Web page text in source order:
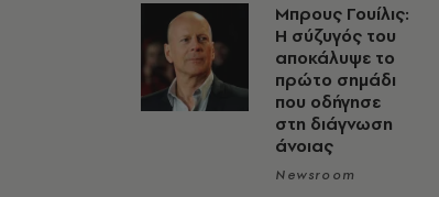
Μπρους Γουίλις:
Η σύζυγός του
αποκάλυψε το
πρώτο σημάδι
που οδήγησε
στη διάγνωση
άνοιας
Newsroom